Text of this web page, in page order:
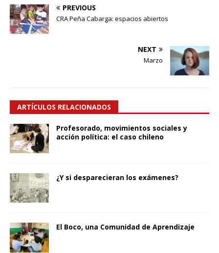
PREVIOUS
CRA Peña Cabarga: espacios abiertos
NEXT
Marzo
ARTÍCULOS RELACIONADOS
Profesorado, movimientos sociales y
acción política: el caso chileno
¿Y si desparecieran los exámenes?
El Boco, una Comunidad de Aprendizaje